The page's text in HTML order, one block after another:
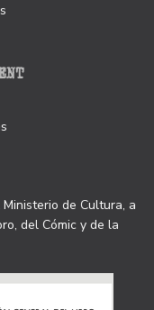
de Cultura, a
del Cómic y de la